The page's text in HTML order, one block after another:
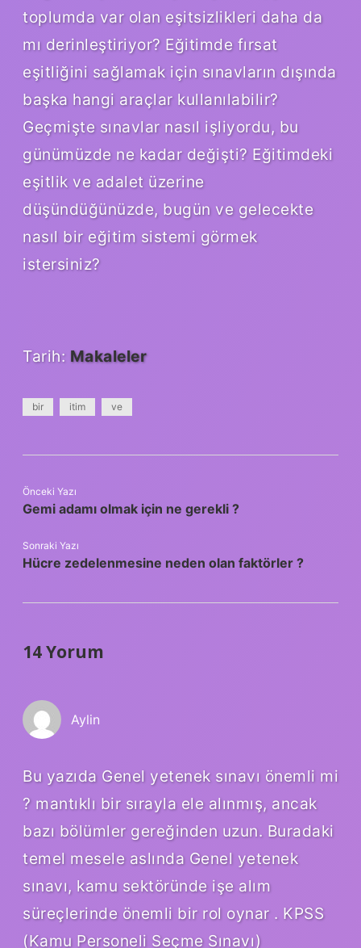
toplumda var olan eşitsizlikleri daha da
mı derinleştiriyor? Eğitimde fırsat
eşitliğini sağlamak için sınavların dışında
başka hangi araçlar kullanılabilir?
Geçmişte sınavlar nasıl işliyordu, bu
günümüzde ne kadar değişti? Eğitimdeki
eşitlik ve adalet üzerine
düşündüğünüzde, bugün ve gelecekte
nasıl bir eğitim sistemi görmek
istersiniz?
Tarih: Makaleler
bir itim ve
Önceki Yazı
Gemi adamı olmak için ne gerekli ?
Sonraki Yazı
Hücre zedelenmesine neden olan faktörler ?
14 Yorum
Aylin
Bu yazıda Genel yetenek sınavı önemli mi
? mantıklı bir sırayla ele alınmış, ancak
bazı bölümler gereğinden uzun. Buradaki
temel mesele aslında Genel yetenek
sınavı, kamu sektöründe işe alım
süreçlerinde önemli bir rol oynar . KPSS
(Kamu Personeli Seçme Sınavı)